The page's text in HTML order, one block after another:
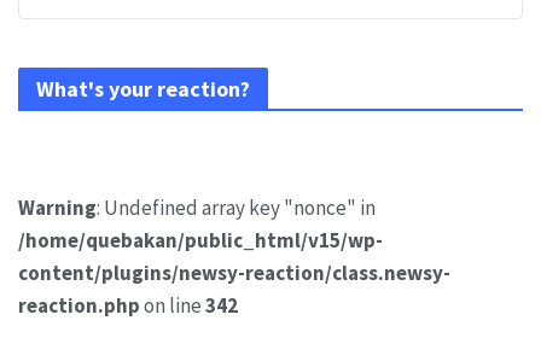
What's your reaction?
Warning: Undefined array key "nonce" in
/home/quebakan/public_html/v15/wp-
content/plugins/newsy-reaction/class.newsy-
reaction.phpon line342